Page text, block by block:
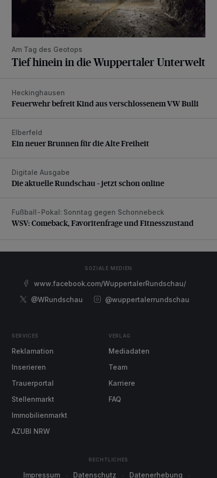
Am Tag des Geotops
Tief hinein in die Wuppertaler Unterwelt
Feuerwehr befreit Kind aus verschlossenem VW Bulli
Heckinghausen
Feuerwehr befreit Kind aus verschlossenem VW Bulli
Ein neuer Brunnen für die Alte Freiheit
Elberfeld
Ein neuer Brunnen für die Alte Freiheit
Die aktuelle Rundschau – jetzt schon online
Digitale Ausgabe
Die aktuelle Rundschau – jetzt schon online
WSV: Comeback, Favoritenfrage und Fitnesszustand
Fußball-Pokal: Sonntag gegen Schonnebeck
WSV: Comeback, Favoritenfrage und Fitnesszustand
SOZIALE MEDIEN
www.facebook.com/WuppertalerRundschau/
@WRundschau
@wuppertalerrundschau
SERVICES
Reklamation
Inserieren
Trauerportal
Stellenmarkt
Immobilienmarkt
AZUBI NRW
VERLAG
Mediadaten
Team
Karriere
FAQ
RECHTLICHES
Impressum Datenschutz Datenerhebung